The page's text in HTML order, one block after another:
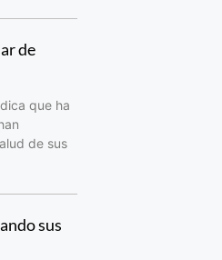
de
que ha
de sus
sus